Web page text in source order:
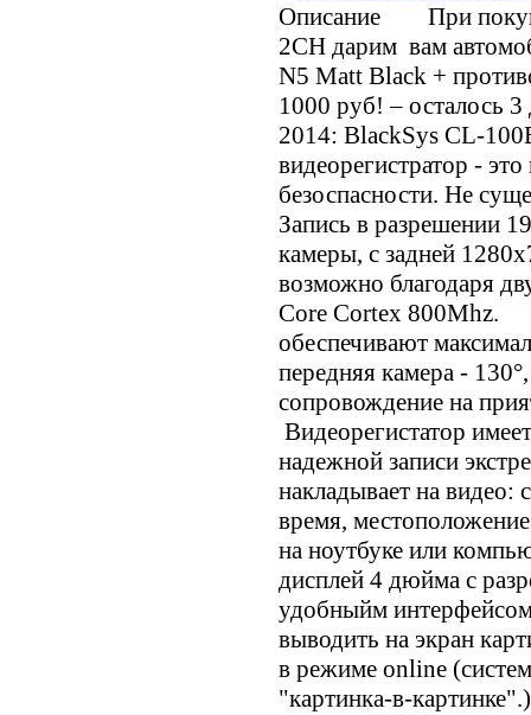
Описание При
2CH дарим вам
N5 Matt Black +
1000 руб! –
2014: BlackSys CL-
видеорегистратор -
безоспасности. Не
Запись в разрешении
камеры, с задней
возможно благодаря
Core Cortex 800Mhz.
обеспечивают
передняя камера -
сопровождение на
Видеорегистатор
надежной записи
накладывает на видео:
время,
на ноутбуке или
дисплей 4 дюйма с
удобныйм
выводить на экран
в режиме online
"картинка-в-